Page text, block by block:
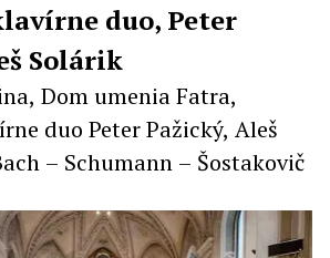
duo, Peter
Solárik
Dom umenia Fatra,
Pažický, Aleš
– Schumann – Šostakovič